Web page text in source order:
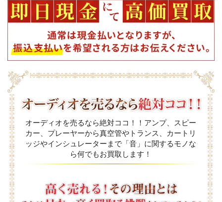
オーディオを売るなら絶対ココ！！アンプ、スピー
カー、プレーヤーから真空管やトランス、カートリ
ッジやインシュレーターまで「音」に関するモノな
ら何でもお買取します！